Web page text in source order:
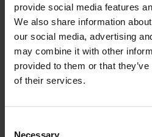
provide social media features
We also share information
our social media, advertising
may combine it with other
provided to them or that
of their services.
Necessary
Deze unieke puzzel
uitdagende en
puzzelliefhebbers
vorm van de dieren
creativiteit en het
Verkrijgbaar in
€23,99Incl. tax